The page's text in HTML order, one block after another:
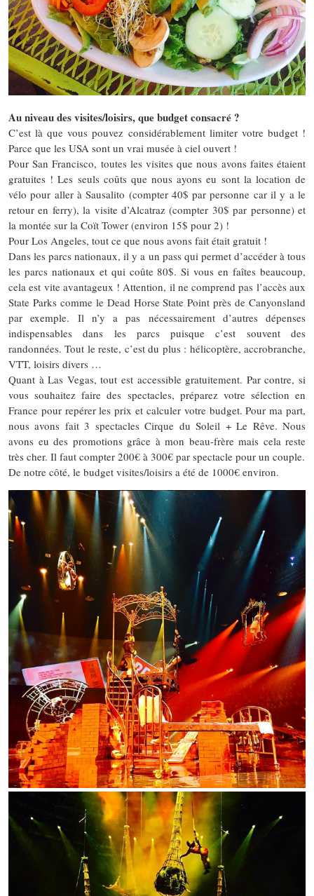
Au niveau des visites/loisirs, que budget consacré ?
C’est là que vous pouvez considérablement limiter votre budget !
Parce que les USA sont un vrai musée à ciel ouvert !
Pour San Francisco, toutes les visites que nous avons faites étaient
gratuites ! Les seuls coûts que nous ayons eu sont la location de
vélo pour aller à Sausalito (compter 40$ par personne car il y a le
retour en ferry), la visite d’Alcatraz (compter 30$ par personne) et
la montée sur la Coït Tower (environ 15$ pour 2) !
Pour Los Angeles, tout ce que nous avons fait était gratuit !
Dans les parcs nationaux, il y a un pass qui permet d’accéder à tous
les parcs nationaux et qui coûte 80$. Si vous en faîtes beaucoup,
cela est vite avantageux ! Attention, il ne comprend pas l’accès aux
State Parks comme le Dead Horse State Point près de Canyonsland
par exemple. Il n’y a pas nécessairement d’autres dépenses
indispensables dans les parcs puisque c’est souvent des
randonnées. Tout le reste, c’est du plus : hélicoptère, accrobranche,
VTT, loisirs divers …
Quant à Las Vegas, tout est accessible gratuitement. Par contre, si
vous souhaitez faire des spectacles, préparez votre sélection en
France pour repérer les prix et calculer votre budget. Pour ma part,
nous avons fait 3 spectacles Cirque du Soleil + Le Rêve. Nous
avons eu des promotions grâce à mon beau-frère mais cela reste
très cher. Il faut compter 200€ à 300€ par spectacle pour un couple.
De notre côté, le budget visites/loisirs a été de 1000€ environ.